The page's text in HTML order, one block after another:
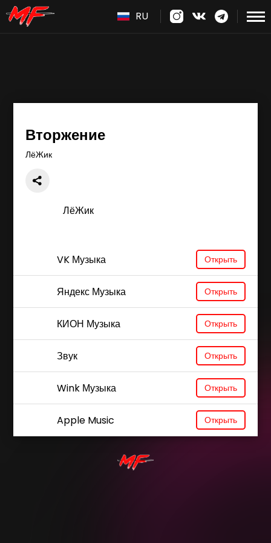
RU
Вторжение
ЛёЖик
ЛёЖик
VK Музыка Открыть
Яндекс Музыка Открыть
КИОН Музыка Открыть
Звук Открыть
Wink Музыка Открыть
Apple Music Открыть